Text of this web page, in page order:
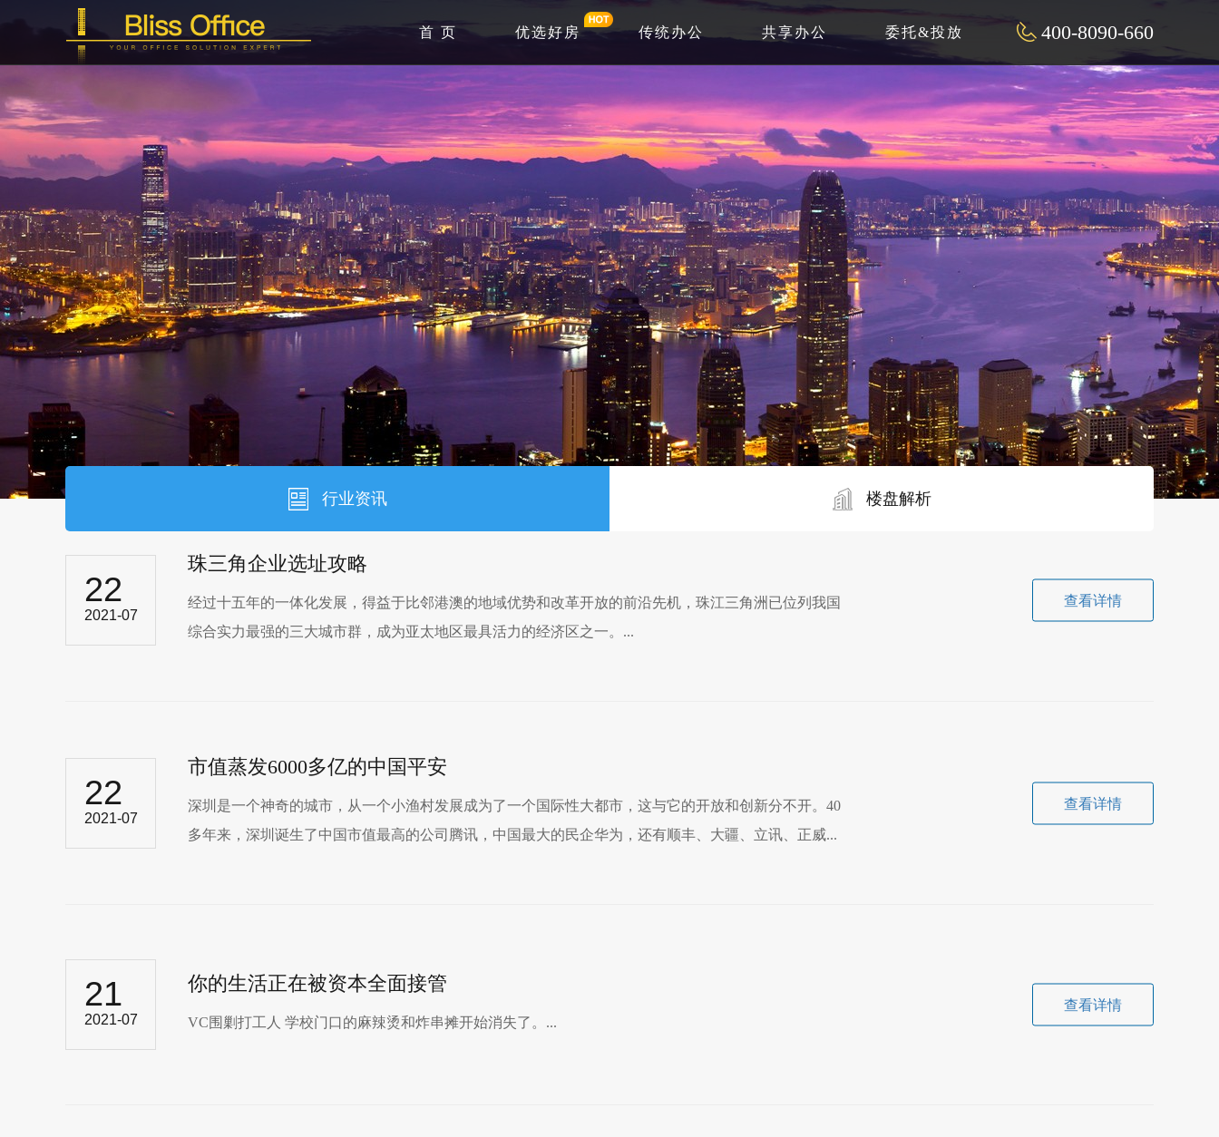
400-8090-660
首 页 优选好房 传统办公 共享办公 委托&投放
行业资讯 楼盘解析
22
2021-07
珠三角企业选址攻略
经过十五年的一体化发展，得益于比邻港澳的地域优势和改革开放的前沿先机，珠江三角洲已位列我国
综合实力最强的三大城市群，成为亚太地区最具活力的经济区之一。...
查看详情
22
2021-07
市值蒸发6000多亿的中国平安
深圳是一个神奇的城市，从一个小渔村发展成为了一个国际性大都市，这与它的开放和创新分不开。40
多年来，深圳诞生了中国市值最高的公司腾讯，中国最大的民企华为，还有顺丰、大疆、立讯、正威...
查看详情
21
2021-07
你的生活正在被资本全面接管
VC围剿打工人 学校门口的麻辣烫和炸串摊开始消失了。...
查看详情